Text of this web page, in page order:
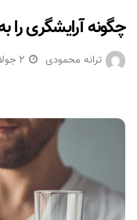
چگونه آرایشگری را
ترانه محمودی 2 جولای 2022